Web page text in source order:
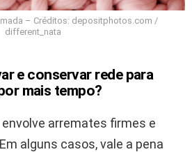
– Créditos: depositphotos.com /
different_nata
e conservar rede para
mais tempo?
arremates firmes e
alguns casos, vale a pena